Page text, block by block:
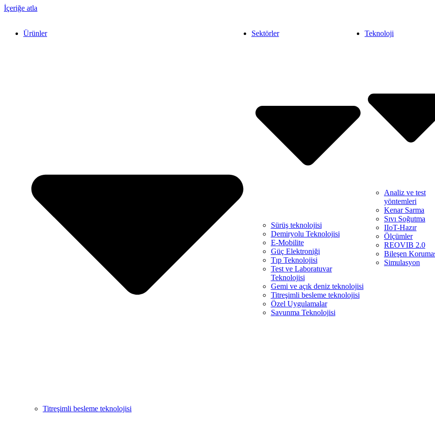
İçeriğe atla
Ürünler
Titreşimli besleme teknolojisi
Sektörler
Sürüş teknolojisi
Demiryolu Teknolojisi
E-Mobilite
Güç Elektroniği
Tıp Teknolojisi
Test ve Laboratuvar
Teknolojisi
Gemi ve açık deniz teknolojisi
Titreşimli besleme teknolojisi
Özel Uygulamalar
Savunma Teknolojisi
Teknoloji
Analiz ve test
yöntemleri
Kenar Sarma
Sıvı Soğutma
IIoT-Hazır
Ölçümler
REOVIB 2.0
Bileşen
Simulasyon